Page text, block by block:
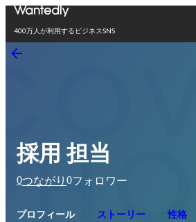
400万人が利用するビジネスSNS
採用 担当
0つながり 0フォロワー
プロフィール ストーリー 性格